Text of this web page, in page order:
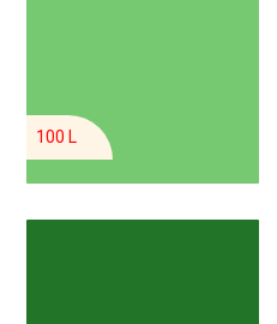
100 L